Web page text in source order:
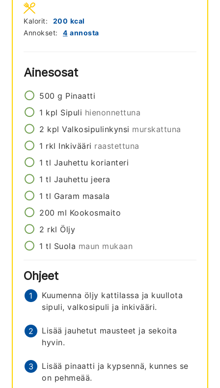
Annokset: 4 annosta
Kalorit: 200 kcal
Ainesosat
500 g Pinaatti
1 kpl Sipuli hienonnettuna
2 kpl Valkosipulinkynsi murskattuna
1 rkl Inkivääri raastettuna
1 tl Jauhettu korianteri
1 tl Jauhettu jeera
1 tl Garam masala
200 ml Kookosmaito
2 rkl Öljy
1 tl Suola maun mukaan
Ohjeet
Kuumenna öljy kattilassa ja kuullota
sipuli, valkosipuli ja inkivääri.
Lisää jauhetut mausteet ja sekoita
hyvin.
Lisää pinaatti ja kypsennä, kunnes se
on pehmeää.